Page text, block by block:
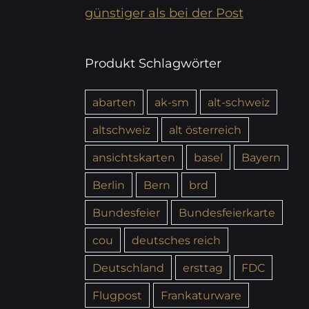
günstiger als bei der Post
Produkt Schlagwörter
abarten ak-sm
alt-schweiz
altschweiz
alt österreich
ansichtskarten
basel
Bayern
Berlin
Bern
brd
Bundesfeier
Bundesfeierkarte
cou
deutsches reich
Deutschland
ersttag
FDC
Flugpost
Frankaturware